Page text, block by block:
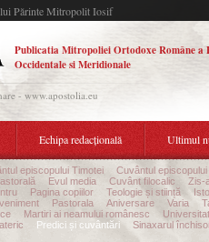
Părinte Mitropolit Iosif
Publicatia Mitropoliei Ortodoxe Române a
Occidentale si Meridionale
- www.apostolia.eu
Echipa redacțională Ultimul
episcopului Timotei
Cuvântul episcopului
Evul media Cuvânt filocalic
Zis-
Pagina copiilor Teologie și stiință
Pastorala Aniversare Varia
Martiri ai neamului românesc
Predici și cuvântări
Sinaxarul